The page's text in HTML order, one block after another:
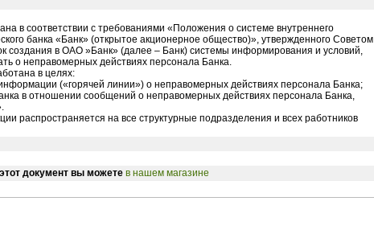
в соответствии с требованиями «Положения о системе внутреннего
банка «Банк» (открытое акционерное общество)», утвержденного Советом
создания в ОАО »Банк» (далее – Банк) системы информирования и условий,
о неправомерных действиях персонала Банка.
в целях:
(«горячей линии») о неправомерных действиях персонала Банка;
в отношении сообщений о неправомерных действиях персонала Банка,
распространяется на все структурные подразделения и всех работников
документ вы можете в нашем магазине